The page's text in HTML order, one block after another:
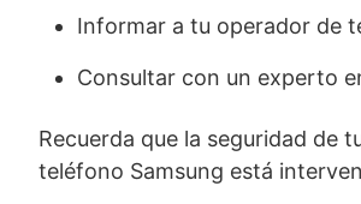
Informar a tu operador de
Consultar con un experto
Recuerda que la seguridad de
teléfono Samsung está